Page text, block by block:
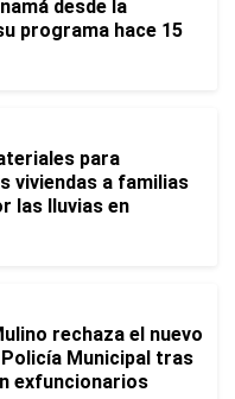
desde la
programa hace 15
para
viviendas a familias
las lluvias en
rechaza el nuevo
Municipal tras
exfuncionarios